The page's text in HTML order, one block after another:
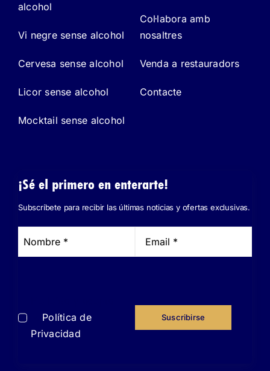
alcohol
Vi negre sense alcohol
Cervesa sense alcohol
Licor sense alcohol
Mocktail sense alcohol
Col·labora amb
nosaltres
Venda a restauradors
Contacte
¡Sé el primero en enterarte!
Subscríbete para recibir las últimas noticias y ofertas exclusivas.
Política de
Privacidad
Suscribirse